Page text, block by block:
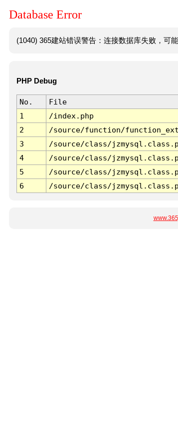
Database Error
(1040) 365建站错误警告：连接数据库失败，可
PHP Debug
No. File
1
/index.php
2
/source/function/
3
/source/class/
4
/source/class/
5
/source/class/
6
/source/class/